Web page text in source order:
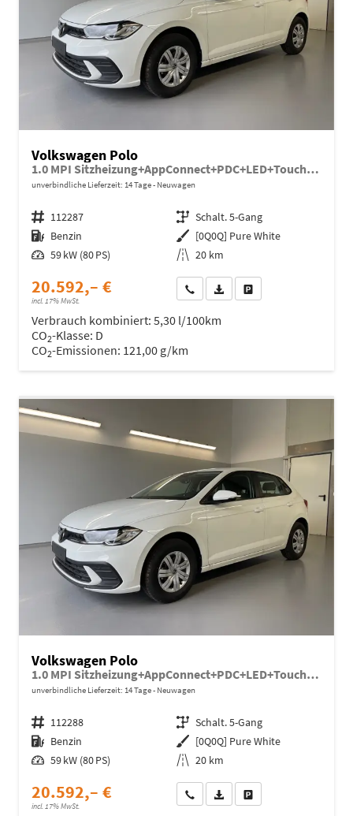
Volkswagen Polo
1.0 MPI Sitzheizung+AppConnect+PDC+LED+Touch+Lichtsensor+MultiLenkrad
unverbindliche Lieferzeit: 14 Tage Neuwagen
Fahrzeugnr. 112287 Getriebe Schalt. 5-Gang
Kraftstoff Benzin Außenfarbe [0Q0Q] Pure White
Leistung 59 kW (80 PS) Kilometerstand 20 km
20.592,– €
incl. 17% MwSt.
Wir rufen Sie anFahrzeugexposé (PDF)
Verbrauch kombiniert: 5,30 l/100km
CO2-Klasse: D
CO2-Emissionen: 121,00 g/km
Volkswagen Polo
1.0 MPI Sitzheizung+AppConnect+PDC+LED+Touch+Lichtsensor+MultiLenkrad
unverbindliche Lieferzeit: 14 Tage Neuwagen
Fahrzeugnr. 112288 Getriebe Schalt. 5-Gang
Kraftstoff Benzin Außenfarbe [0Q0Q] Pure White
Leistung 59 kW (80 PS) Kilometerstand 20 km
20.592,– €
incl. 17% MwSt.
Wir rufen Sie anFahrzeugexposé (PDF)